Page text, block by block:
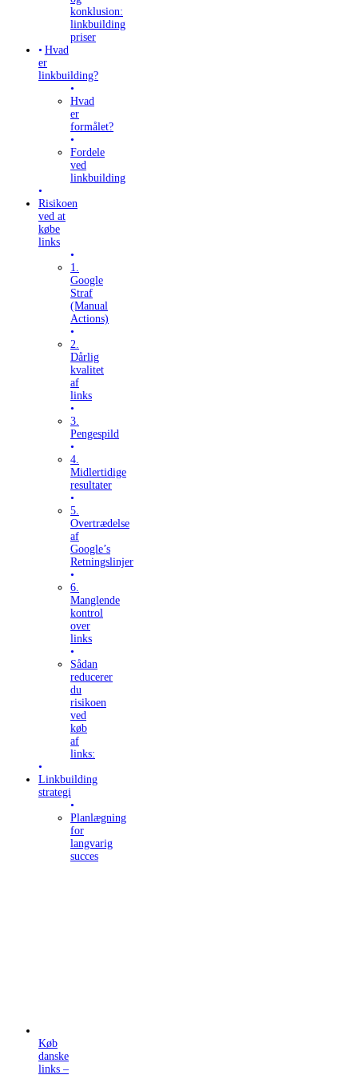
konklusion:
linkbuilding
priser
Hvad
er
linkbuilding?
Hvad
er
formålet?
Fordele
ved
linkbuilding
Risikoen
ved at
købe
links
1.
Google
Straf
(Manual
Actions)
2.
Dårlig
kvalitet
af
links
3.
Pengespild
4.
Midlertidige
resultater
5.
Overtrædelse
af
Google’s
Retningslinjer
6.
Manglende
kontrol
over
links
Sådan
reducerer
du
risikoen
ved
køb
af
links:
Linkbuilding
strategi
Planlægning
for
langvarig
succes
Køb
danske
links –